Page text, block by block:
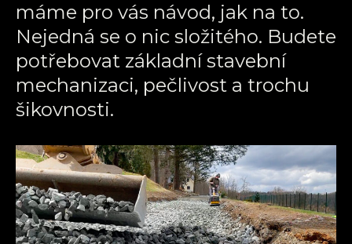
máme pro vás návod, jak na to.
Nejedná se o nic složitého. Budete
potřebovat základní stavební
mechanizaci, pečlivost a trochu
šikovnosti.